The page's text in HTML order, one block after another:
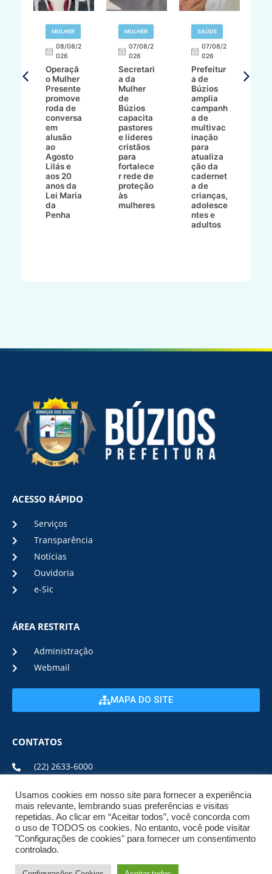
MULHER
08/08/2
026
Operaçã
o Mulher
Presente
promove
roda de
conversa
em
alusão
ao
Agosto
Lilás e
aos 20
anos da
Lei Maria
da
Penha
MULHER
07/08/2
026
Secretari
a da
Mulher
de
Búzios
capacita
pastores
e líderes
cristãos
para
fortalece
r rede de
proteção
às
mulheres
SAÚDE
07/08/2
026
Prefeitur
a de
Búzios
amplia
campanh
a de
multivac
inação
para
atualiza
ção da
cadernet
a de
crianças,
adolesce
ntes e
adultos
ACESSO RÁPIDO
Serviços
Transparência
Notícias
Ouvidoria
e-Sic
ÁREA RESTRITA
Administração
Webmail
MAPA DO SITE
CONTATOS
(22) 2633-6000
ENDEREÇO E HORÁRIO
ESTRADA DA USINA, Nº 600 CENTRO, CEP: 28950-000
DE SEGUNDA A SEXTA DE 08:00 ÀS 17:00
Usamos cookies em nosso site para fornecer a experiência
mais relevante, lembrando suas preferências e visitas
repetidas. Ao clicar em “Aceitar todos”, você concorda com
o uso de TODOS os cookies. No entanto, você pode visitar
"Configurações de cookies" para fornecer um consentimento
controlado.